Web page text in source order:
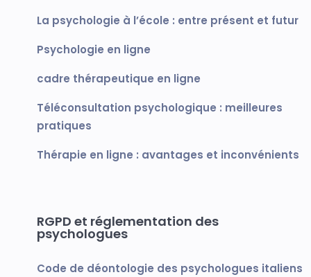
La psychologie à l’école : entre présent et futur
Psychologie en ligne
cadre thérapeutique en ligne
Téléconsultation psychologique : meilleures
pratiques
Thérapie en ligne : avantages et inconvénients
RGPD et réglementation des
psychologues
Code de déontologie des psychologues italiens